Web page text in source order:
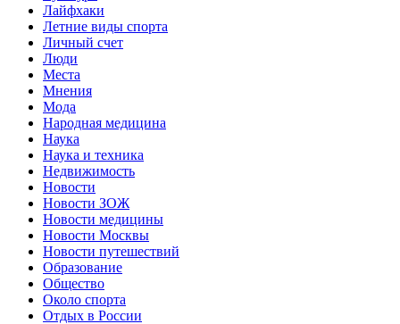
Лайфхаки
Летние виды спорта
Личный счет
Люди
Места
Мнения
Мода
Народная медицина
Наука
Наука и техника
Недвижимость
Новости
Новости ЗОЖ
Новости медицины
Новости Москвы
Новости путешествий
Образование
Общество
Около спорта
Отдых в России